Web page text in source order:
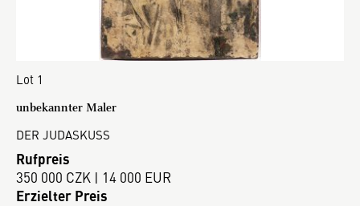
Lot 1
unbekannter Maler
DER JUDASKUSS
Rufpreis
350 000 CZK | 14 000 EUR
Erzielter Preis